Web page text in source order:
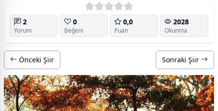
2
Yorum
0
Beğeni
0,0
Puan
2028
Okunma
Önceki Şiir Sonraki Şiir